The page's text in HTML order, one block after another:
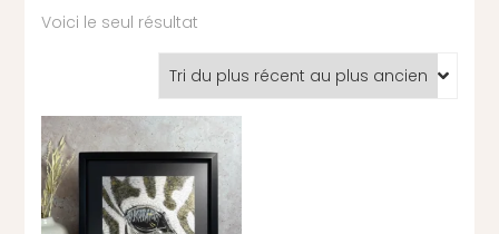
Voici le seul résultat